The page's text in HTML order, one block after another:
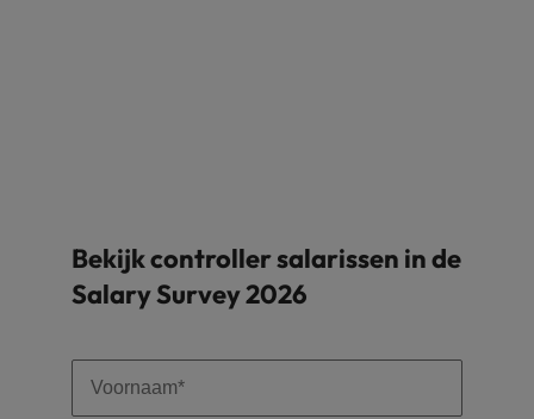
Bekijk controller salarissen in de
Salary Survey 2026